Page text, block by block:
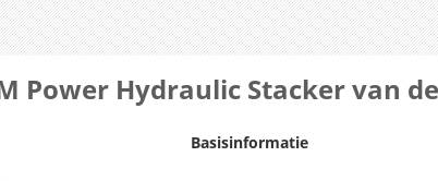
Power Hydraulic Stacker van
Basisinformatie